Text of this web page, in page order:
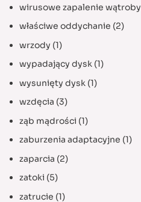
wirusowe zapalenie wątroby
właściwe oddychanie (2)
wrzody (1)
wypadający dysk(1)
wysunięty dysk(1)
wzdęcia (3)
ząb mądrości (1)
zaburzenia adaptacyjne (1)
zaparcia (2)
zatoki (5)
zatrucie (1)